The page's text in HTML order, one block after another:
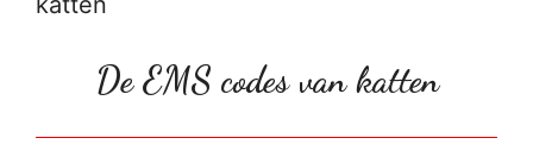
De EMS codes van katten